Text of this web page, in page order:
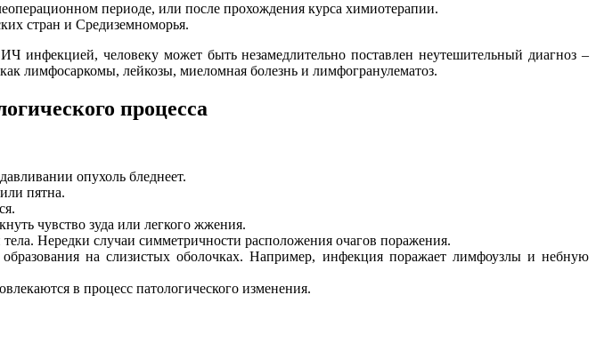
периоде, или после прохождения курса химиотерапии.
стран и Средиземноморья.
инфекцией, человеку может быть незамедлительно поставлен неутешительный диагноз –
лимфосаркомы, лейкозы, миеломная болезнь и лимфогранулематоз.
процесса
опухоль бледнеет.
пятна.
чувство зуда или легкого жжения.
Нередки случаи симметричности расположения очагов поражения.
на слизистых оболочках. Например, инфекция поражает лимфоузлы и небную
в процесс патологического изменения.